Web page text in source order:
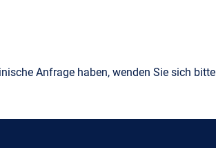
Anfrage haben, wenden Sie sich bitte